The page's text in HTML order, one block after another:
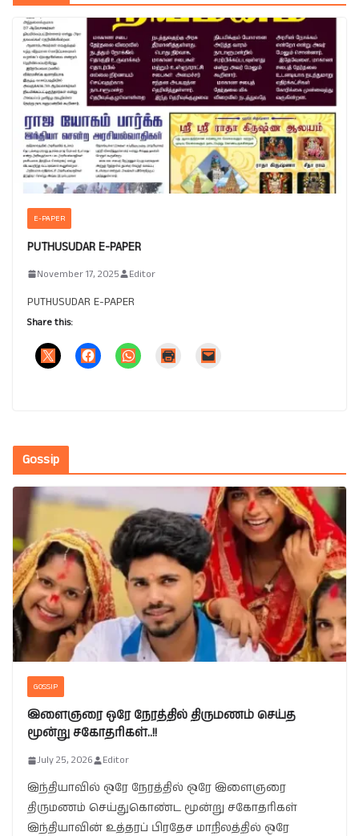
E-PAPER
PUTHUSUDAR E-PAPER
November 17, 2025 Editor
PUTHUSUDAR E-PAPER
Share this:
Gossip
GOSSIP
இளைஞரை ஒரே நேரத்தில் திருமணம் செய்த
மூன்று சகோதரிகள்..!!
July 25, 2026 Editor
இந்தியாவில் ஒரே நேரத்தில் ஒரே இளைஞரை
திருமணம் செய்துகொண்ட மூன்று சகோதரிகள்
இந்தியாவின் உத்தரப் பிரதேச மாநிலத்தில் ஒரே